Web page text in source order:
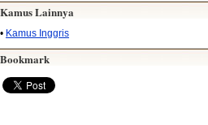
Kamus Lainnya
• Kamus Inggris
Bookmark